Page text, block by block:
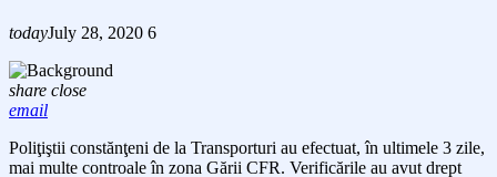
todayJuly 28, 2020 6
share close
email
Poliţiştii constănţeni de la Transporturi au efectuat, în ultimele 3 zile,
mai multe controale în zona Gării CFR. Verificările au avut drept